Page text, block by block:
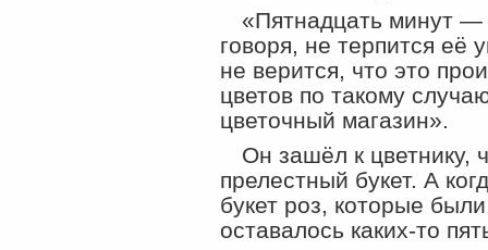
«Пятнадцать минут —
говоря, не терпится её
не верится, что это
цветов по такому
цветочный магазин».
Он зашёл к цветнику,
прелестный букет. А
букет роз, которые
оставалось каких-то